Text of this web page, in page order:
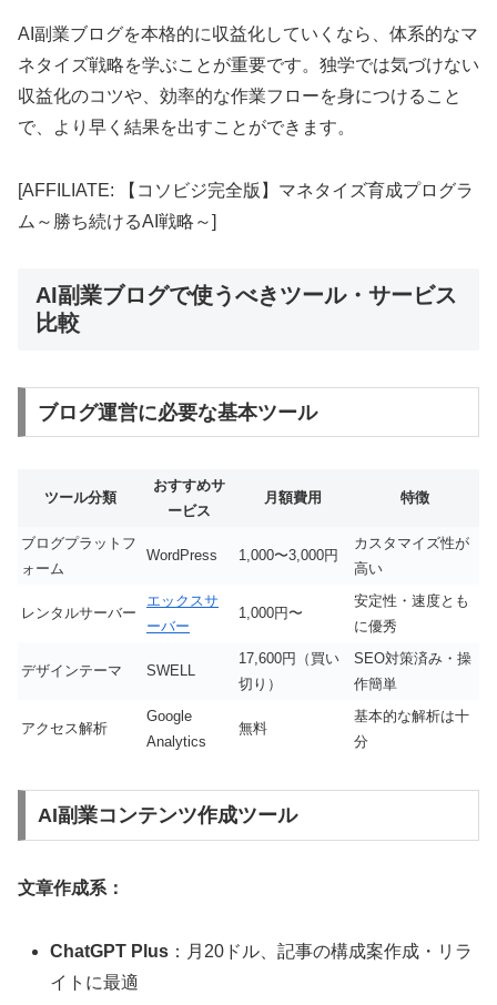
AI副業ブログを本格的に収益化していくなら、体系的なマ
ネタイズ戦略を学ぶことが重要です。独学では気づけない
収益化のコツや、効率的な作業フローを身につけること
で、より早く結果を出すことができます。
[AFFILIATE: 【コソビジ完全版】マネタイズ育成プログラ
ム～勝ち続けるAI戦略～]
AI副業ブログで使うべきツール・サービス
比較
ブログ運営に必要な基本ツール
ツール分類
おすすめサ
ービス
月額費用 特徴
ブログプラットフ
ォーム
WordPress 1,000〜3,000円
カスタマイズ性が
高い
レンタルサーバー
エックスサ
ーバー
1,000円〜
安定性・速度とも
に優秀
デザインテーマ SWELL
17,600円（買い
切り）
SEO対策済み・操
作簡単
アクセス解析
Google
Analytics
無料
基本的な解析は十
分
AI副業コンテンツ作成ツール
文章作成系：
ChatGPT Plus ：月20ドル、記事の構成案作成・リラ
イトに最適